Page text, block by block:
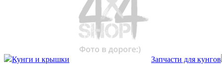
Кунги и крышки Запчасти для кунгов